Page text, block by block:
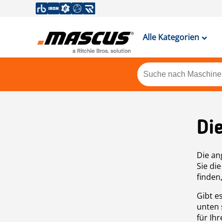
Alle Kategorien
Die
Sie
Gibt
unten
für